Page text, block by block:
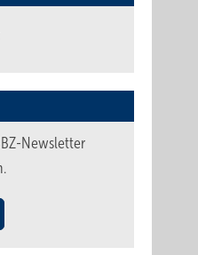
Newsletter